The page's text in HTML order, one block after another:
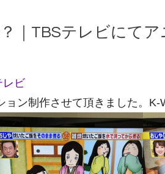
｜TBSテレビにて
レビ
ン制作させて頂きました。 K-